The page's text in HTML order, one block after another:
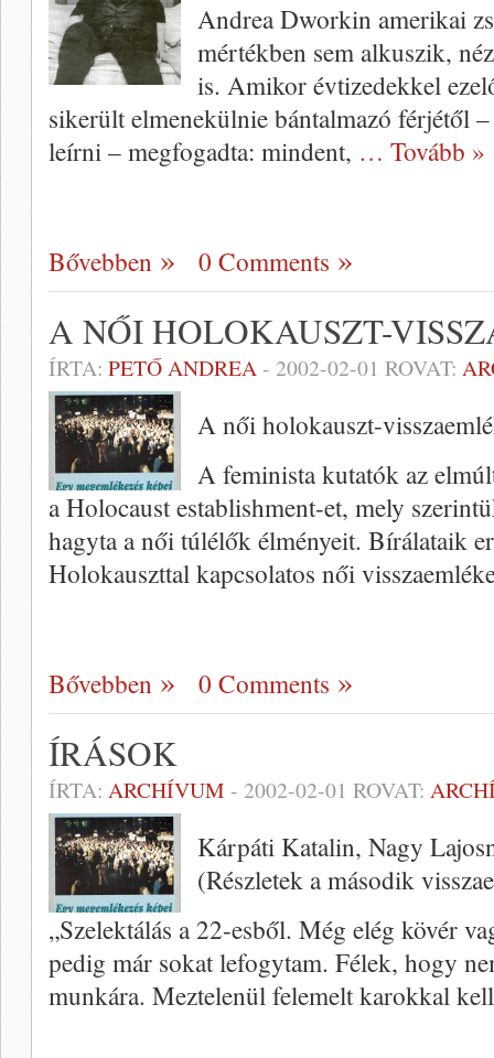
Andrea Dworkin amerikai
mértékben sem alkuszik,
is. Amikor évtizedekkel
sikerült elmenekülnie bántalmazó férjétől
leírni – megfogadta: mindent, … Tovább »
Bővebben 0 Comments
A NŐI HOLOKAUSZT-
ÍRTA: PETŐ ANDREA- 2002-02-01 ROVAT:
A női holokauszt-
A feminista kutatók az
a Holocaust establishment-et, mely
hagyta a női túlélők élmé­nyeit. Bírálataik
Holokauszttal kapcsolatos női
Bővebben 0 Comments
ÍRÁSOK
ÍRTA: ARCHÍVUM - 2002-02-01 ROVAT:
Kárpáti Katalin, Nagy
(Részletek a második
„Szelektálás a 22-esből. Még elég kö­vér
pedig már sokat lefogytam. Félek, hogy
munkára. Mez­telenül felemelt karokkal